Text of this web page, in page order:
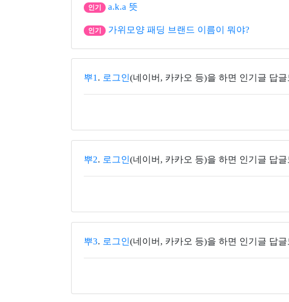
인기 a.k.a 뜻
인기 가위모양 패딩 브랜드 이름이 뭐야?
뿌1 . 로그인 (네이버, 카카오 등)을 하면 인기글 답
뿌2. 로그인 (네이버, 카카오 등)을 하면 인기글 답
뿌3. 로그인 (네이버, 카카오 등)을 하면 인기글 답